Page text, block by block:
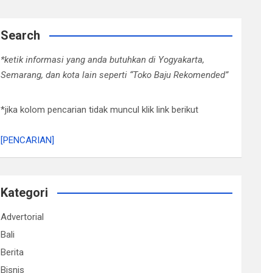
Search
*ketik informasi yang anda butuhkan di Yogyakarta,
Semarang, dan kota lain seperti “Toko Baju Rekomended”
*jika kolom pencarian tidak muncul klik link berikut
[PENCARIAN]
Kategori
Advertorial
Bali
Berita
Bisnis